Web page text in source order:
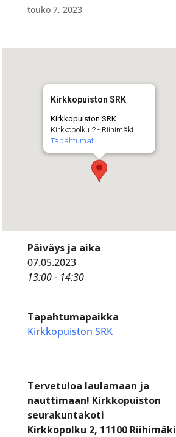
touko 7, 2023
Kirkkopuiston SRK
Kirkkopuiston SRK
Kirkkopolku 2 - Riihimäki
Tapahtumat
Päiväys ja aika
07.05.2023
13:00 - 14:30
Tapahtumapaikka
Kirkkopuiston SRK
Tervetuloa laulamaan ja
nauttimaan! Kirkkopuiston
seurakuntakoti
Kirkkopolku 2, 11100 Riihimäki